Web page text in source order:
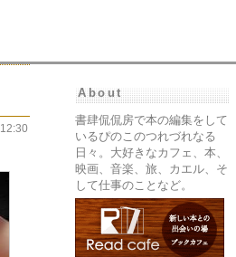
12:30
About
書肆侃侃房で本の編集をして
いるぴのこのつれづれなる
日々。大好きなカフェ、本、
映画、音楽、旅、カエル、そ
して仕事のことなど。